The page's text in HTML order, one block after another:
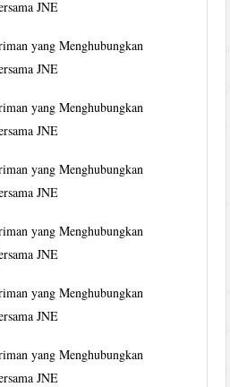
JNE
yang Menghubungkan
JNE
yang Menghubungkan
JNE
yang Menghubungkan
JNE
yang Menghubungkan
JNE
yang Menghubungkan
JNE
yang Menghubungkan
JNE